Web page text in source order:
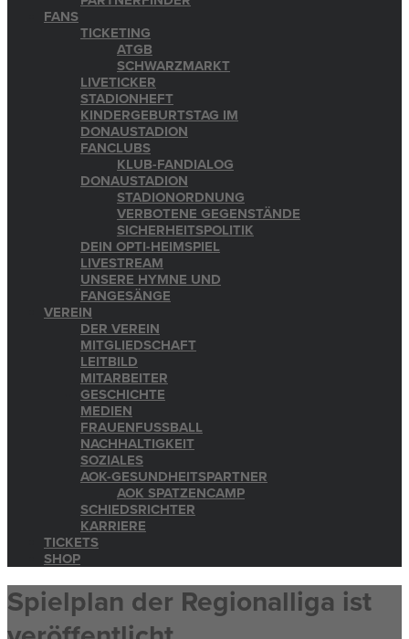
FANS
TICKETING
ATGB
SCHWARZMARKT
LIVETICKER
STADIONHEFT
KINDERGEBURTSTAG IM
DONAUSTADION
FANCLUBS
KLUB-FANDIALOG
DONAUSTADION
STADIONORDNUNG
VERBOTENE GEGENSTÄNDE
SICHERHEITSPOLITIK
DEIN OPTI-HEIMSPIEL
LIVESTREAM
UNSERE HYMNE UND
FANGESÄNGE
VEREIN
DER VEREIN
MITGLIEDSCHAFT
LEITBILD
MITARBEITER
GESCHICHTE
MEDIEN
FRAUENFUSSBALL
NACHHALTIGKEIT
SOZIALES
AOK-GESUNDHEITSPARTNER
AOK SPATZENCAMP
SCHIEDSRICHTER
KARRIERE
TICKETS
SHOP
Spielplan der Regionalliga ist